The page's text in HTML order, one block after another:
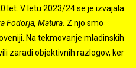
let. V letu 2023/24 se je izvajala
Fodorja, Matura. Z njo smo
Na tekmovanje mladinskih
zaradi objektivnih razlogov, ker